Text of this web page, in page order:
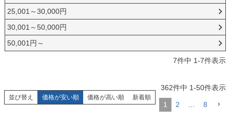
25,001～30,000円
30,001～50,000円
50,001円～
7件中 1-7件表示
並び替え 価格が安い順 価格が高い順 新着順
362件中 1-50件表示
1 2 … 8